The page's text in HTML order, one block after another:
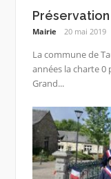
Mairie 20 mai 2019
La commune de
années la charte 0
Grand...